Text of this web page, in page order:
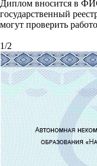
Диплом вносится в
государственный
могут проверить
1/2